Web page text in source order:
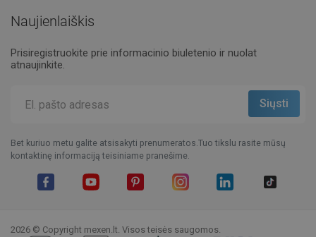
Naujienlaiškis
Prisiregistruokite prie informacinio biuletenio ir nuolat
atnaujinkite.
Bet kuriuo metu galite atsisakyti prenumeratos.Tuo tikslu rasite mūsų
kontaktinę informaciją teisiniame pranešime.
2026 © Copyright mexen.lt. Visos teisės saugomos.